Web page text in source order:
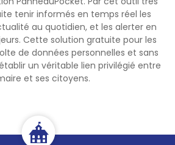
tenir informés en temps réel les
au quotidien, et les alerter en
Cette solution gratuite pour les
de données personnelles et sans
un véritable lien privilégié entre
et ses citoyens.